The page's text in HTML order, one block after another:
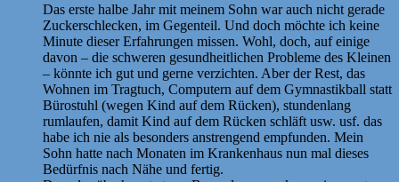
Das erste halbe Jahr mit meinem Sohn war auch nicht gerade
Zuckerschlecken, im Gegenteil. Und doch möchte ich keine
Minute dieser Erfahrungen missen. Wohl, doch, auf einige
davon – die schweren gesundheitlichen Probleme des Kleinen
– könnte ich gut und gerne verzichten. Aber der Rest, das
Wohnen im Tragtuch, Computern auf dem Gymnastikball statt
Bürostuhl (wegen Kind auf dem Rücken), stundenlang
rumlaufen, damit Kind auf dem Rücken schläft usw. usf. das
habe ich nie als besonders anstrengend empfunden. Mein
Sohn hatte nach Monaten im Krankenhaus nun mal dieses
Bedürfnis nach Nähe und fertig.